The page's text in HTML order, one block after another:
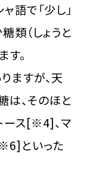
語で「少し」
類（しょうと
す。
ますが、天
は、そのほと
ース[※4]、マ
といった